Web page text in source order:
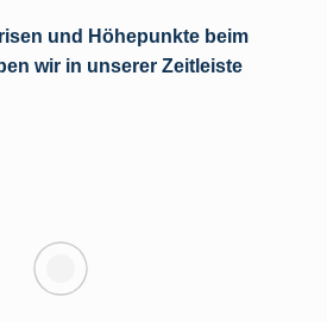
und Höhepunkte beim
wir in unserer Zeitleiste